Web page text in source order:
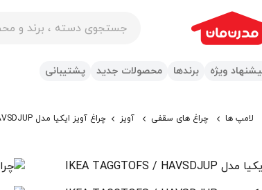
جستجوی در سایت
ویژه برندها محصولات جدید پشتیبانی
لامپ ها چراغ های سقفی آویز چراغ آویز ایکیا مدل IKEA TAGGTOFS / HAVSDJUP